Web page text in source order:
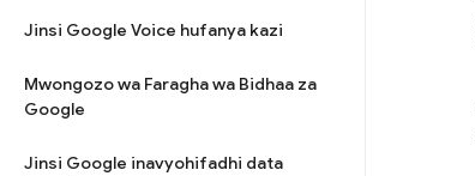
Jinsi Google Voice hufanya kazi
Mwongozo wa Faragha wa Bidhaa za
Google
Jinsi Google inavyohifadhi data